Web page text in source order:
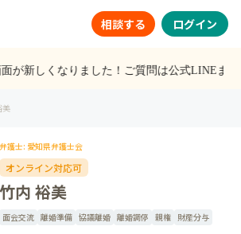
相談する ログイン
が新しくなりました！ご質問は公式LINEまで
美
弁護士: 愛知県弁護士会
オンライン対応可
竹内 裕美
面会交流 離婚準備 協議離婚 離婚調停 親権 財産分与